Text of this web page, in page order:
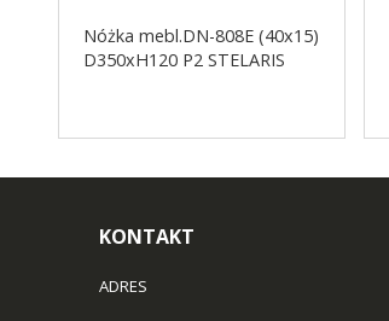
Nóżka mebl.DN-808E (40x15)
D350xH120 P2 STELARIS
KONTAKT
ADRES